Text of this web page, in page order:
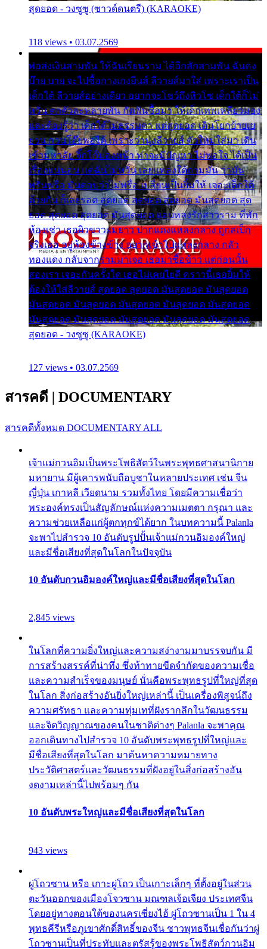
สุดยอด - วงซูซู (ซาวด์ดนตรี) (KARAOKE)
118 views • 03.07.2569
พ่อส่งเงินสามพัน ให้ฉันเรียนราม ได้อีกสักสามพัน ฉันคง
บ๊าย บาย จะไปซื้อกางเกงยีนส์ ลีวายส์มาใส่ เพราะเราเป็น
เด็กใต้ ลีวายส์อย่างเดียว อยากจะโชว์ถึงหิวโซ เด็กใต้ก็ไม่
หวั่น ตกตัวละหลายพัน กัดฟันซื้อมา ให้เด็กเทพเหลียวมอง
และต้องรู้ว่า เด็กใต้ไม่ธรรมดา แต่สุดยอด เดินโยกย้ายเย
ยวน กวนโอ๊ยพอได้ เพราะว่านุ่งลีวายส์ ตัวใหม่ใส่มา เดิน
เข้ามหาลัย จิ๊กโก๊มองหน้า ท่าจะมีปัญหา ไม่พอใจ ได้เป็น
เรื่องแน่นอน แต่ฉันไม่หวั่น เลยแหลงใต้ถามมัน ว่ามัน
พรั่นพรือ มันตอบว่าไม่พรื่อ เปลี่ยนเป็นยิ้มให้ เจอะเด็กใต้
ด้วยกัน ก็เลยรอด สุดยอด สุดยอด สุดยอด มันสุดยอด สุด
ยอด สุดยอด สุดยอด มันสุดยอด แอบหลงรักสาวราม ที่พัก
ห้องเช่า เธอผิวขาวผมยาว ปากแดงแหลงกลาง ถูกสเป็ก
จริงเธอ อยู่ห้องข้างข้าง อยากเข้าไปแหลงกลาง กลัว
ทองแดง กลับจากรามมาเจอ เธอมาซื้อข้าว แต่ก่อนนั้น
สองเรา เจอะกันครั้งใด เธอไม่เคยไยดี คราวนี้เธอยิ้มให้
ต้องให้ใส่ลีวายส์ สุดยอด สุดยอด มันสุดยอด มันสุดยอด
มันสุดยอด มันสุดยอด มันสุดยอด มันสุดยอด มันสุดยอด
มันสุดยอด มันสุดยอด มันสุดยอด มันสุดยอด มันสุดยอด
สุดยอด - วงซูซู (KARAOKE)
127 views • 03.07.2569
สารคดี | DOCUMENTARY
สารคดีทั้งหมด DOCUMENTARY ALL
เจ้าแม่กวนอิมเป็นพระโพธิสัตว์ในพระพุทธศาสนานิกาย
มหายาน มีผู้เคารพนับถือบูชาในหลายประเทศ เช่น จีน
ญี่ปุ่น เกาหลี เวียดนาม รวมทั้งไทย โดยมีความเชื่อว่า
พระองค์ทรงเป็นสัญลักษณ์แห่งความเมตตา กรุณา และ
ความช่วยเหลือแก่ผู้ตกทุกข์ได้ยาก ในบทความนี้ Palanla
จะพาไปสำรวจ 10 อันดับรูปปั้นเจ้าแม่กวนอิมองค์ใหญ่
และมีชื่อเสียงที่สุดในโลกในปัจจุบัน
10 อันดับกวนอิมองค์ใหญ่และมีชื่อเสียงที่สุดในโลก
2,845 views
ในโลกที่ความยิ่งใหญ่และความสง่างามมาบรรจบกัน มี
การสร้างสรรค์ที่น่าทึ่ง ซึ่งท้าทายขีดจำกัดของความเชื่อ
และความสำเร็จของมนุษย์ นั่นคือพระพุทธรูปที่ใหญ่ที่สุด
ในโลก สิ่งก่อสร้างอันยิ่งใหญ่เหล่านี้ เป็นเครื่องพิสูจน์ถึง
ความศรัทธา และความทุ่มเทที่ฝังรากลึกในวัฒนธรรม
และจิตวิญญาณของคนในชาติต่างๆ Palanla จะพาคุณ
ออกเดินทางไปสำรวจ 10 อันดับพระพุทธรูปที่ใหญ่และ
มีชื่อเสียงที่สุดในโลก มาค้นหาความหมายทาง
ประวัติศาสตร์และวัฒนธรรมที่ฝังอยู่ในสิ่งก่อสร้างอัน
งดงามเหล่านี้ไปพร้อมๆ กัน
10 อันดับพระใหญ่และมีชื่อเสียงที่สุดในโลก
943 views
ผู่โถวซาน หรือ เกาะผู่โถว เป็นเกาะเล็กๆ ที่ตั้งอยู่ในส่วน
ตะวันออกของเมืองโจวซาน มณฑลเจ้อเจียง ประเทศจีน
โดยอยู่ทางตอนใต้ของนครเซี่ยงไฮ้ ผู่โถวซานเป็น 1 ใน 4
พุทธคีรีหรือภูเขาศักดิ์สิทธิ์ของจีน ชาวพุทธจีนเชื่อกันว่าผู่
โถวซานเป็นที่ประทับและตรัสรู้ของพระโพธิสัตว์กวนอิม